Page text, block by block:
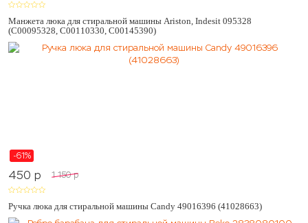
Манжета люка для стиральной машины Ariston, Indesit 095328
(C00095328, C00110330, C00145390)
-61%
450 p 1 150 p
Ручка люка для стиральной машины Candy 49016396 (41028663)